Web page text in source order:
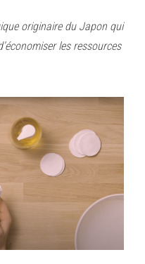
originaire du Japon qui
les ressources